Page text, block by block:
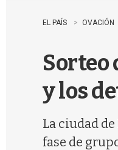
EL PAÍS OVACIÓN
Sorteo
y los
La ciudad
fase de